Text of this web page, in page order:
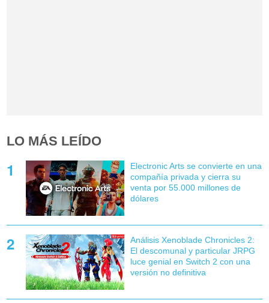
LO MÁS LEÍDO
Electronic Arts se convierte en una
compañía privada y cierra su
venta por 55.000 millones de
dólares
Análisis Xenoblade Chronicles 2:
El descomunal y particular JRPG
luce genial en Switch 2 con una
versión no definitiva